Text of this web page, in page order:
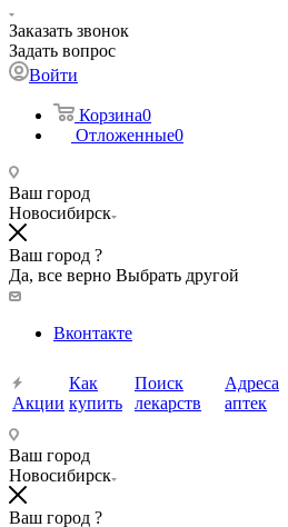
Заказать звонок
Задать вопрос
Войти
Корзина0
Отложенные0
Ваш город
Новосибирск
Ваш город ?
Да, все верно Выбрать другой
Вконтакте
Акции
Как
купить
Поиск
лекарств
Адреса
аптек
Ваш город
Новосибирск
Ваш город ?